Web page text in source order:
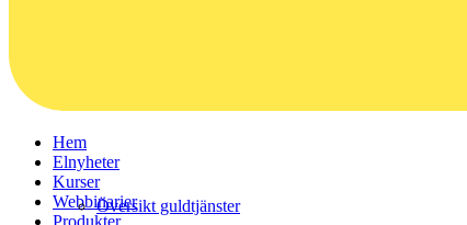
Hem
Elnyheter
Kurser
Webbinarier
Produkter
Översikt guldtjänster